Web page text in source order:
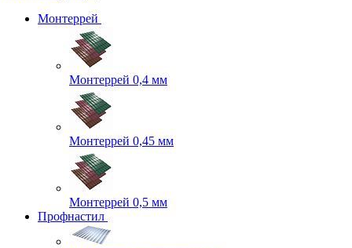
Монтеррей
Монтеррей 0,4 мм
Монтеррей 0,45 мм
Монтеррей 0,5 мм
Профнастил